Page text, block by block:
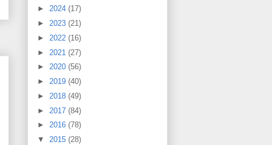
► 2024 (17)
► 2023 (21)
► 2022 (16)
► 2021 (27)
► 2020 (56)
► 2019 (40)
► 2018 (49)
► 2017 (84)
► 2016 (78)
▼ 2015 (28)